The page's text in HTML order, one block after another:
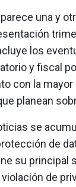
una y
los
y fiscal
con la
planean
se
de
su principal
de